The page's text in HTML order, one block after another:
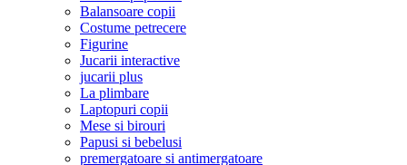
Balansoare copii
Costume petrecere
Figurine
Jucarii interactive
jucarii plus
La plimbare
Laptopuri copii
Mese si birouri
Papusi si bebelusi
premergatoare si antimergatoare